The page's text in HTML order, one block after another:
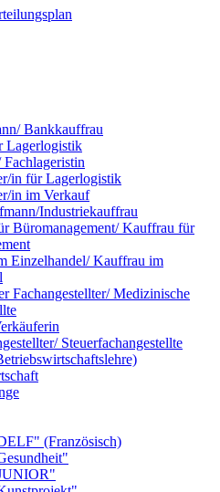
Bankkauffrau
Lagerlogistik
Fachlageristin
in für Lagerlogistik
in im Verkauf
Industriekauffrau
Büromanagement/ Kauffrau für
Einzelhandel/ Kauffrau im
Fachangestellter/ Medizinische
Steuerfachangestellte
(Französisch)